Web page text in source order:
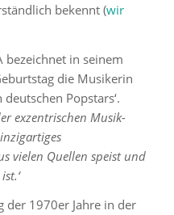
bekennt (wir
bezeichnet in seinem
die Musikerin
Popstars‘.
exzentrischen Musik-
vielen Quellen speist und
der 1970er Jahre in der